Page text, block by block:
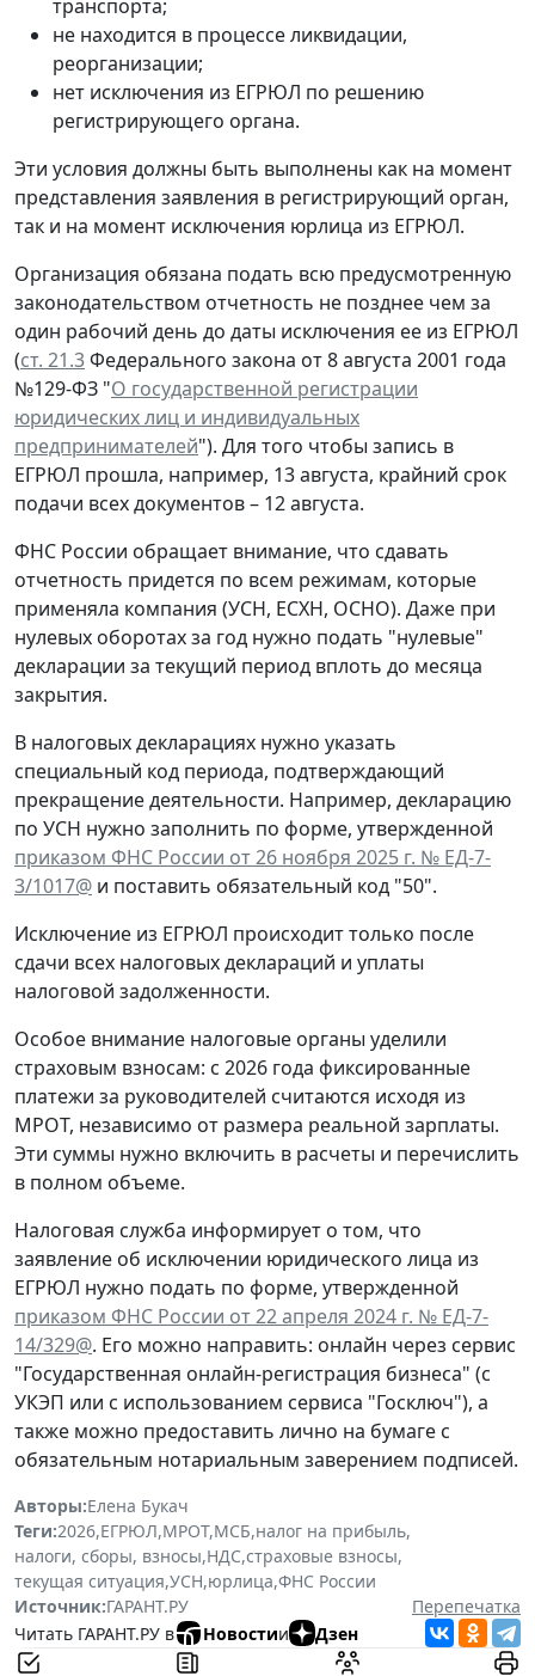
транспорта;
не находится в процессе ликвидации,
реорганизации;
нет исключения из ЕГРЮЛ по решению
регистрирующего органа.
Эти условия должны быть выполнены как на момент
представления заявления в регистрирующий орган,
так и на момент исключения юрлица из ЕГРЮЛ.
Организация обязана подать всю предусмотренную
законодательством отчетность не позднее чем за
один рабочий день до даты исключения ее из ЕГРЮЛ
(ст. 21.3Федерального закона от 8 августа 2001 года
№129-ФЗ "О государственной регистрации
юридических лиц и индивидуальных
предпринимателей"). Для того чтобы запись в
ЕГРЮЛ прошла, например, 13 августа, крайний срок
подачи всех документов – 12 августа.
ФНС России обращает внимание, что сдавать
отчетность придется по всем режимам, которые
применяла компания (УСН, ЕСХН, ОСНО). Даже при
нулевых оборотах за год нужно подать "нулевые"
декларации за текущий период вплоть до месяца
закрытия.
В налоговых декларациях нужно указать
специальный код периода, подтверждающий
прекращение деятельности. Например, декларацию
по УСН нужно заполнить по форме, утвержденной
приказом ФНС России от 26 ноября 2025 г. № ЕД-7-
3/1017@ и поставить обязательный код "50".
Исключение из ЕГРЮЛ происходит только после
сдачи всех налоговых деклараций и уплаты
налоговой задолженности.
Особое внимание налоговые органы уделили
страховым взносам: с 2026 года фиксированные
платежи за руководителей считаются исходя из
МРОТ, независимо от размера реальной зарплаты.
Эти суммы нужно включить в расчеты и перечислить
в полном объеме.
Налоговая служба информирует о том, что
заявление об исключении юридического лица из
ЕГРЮЛ нужно подать по форме, утвержденной
приказом ФНС России от 22 апреля 2024 г. № ЕД-7-
14/329@. Его можно направить: онлайн через сервис
"Государственная онлайн-регистрация бизнеса" (с
УКЭП или с использованием сервиса "Госключ"), а
также можно предоставить лично на бумаге с
обязательным нотариальным заверением подписей.
Авторы:Елена Букач
Теги:2026,ЕГРЮЛ,МРОТ,МСБ,налог на прибыль,
налоги, сборы, взносы,НДС,страховые взносы,
текущая ситуация,УСН,юрлица,ФНС России
Источник:ГАРАНТ.РУ
Перепечатка
Читать ГАРАНТ.РУ в
Новостии Дзен